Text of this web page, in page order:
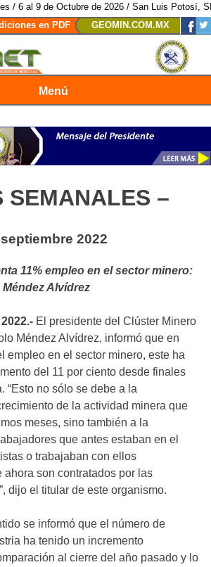
de 2026 / San Luis Potosí, SLP //
en PDF
GEOMIN.COM.MX
Menú
SEMANALES –
2022
11% empleo en el sector minero:
Méndez Alvídrez
El presidente del Clúster Minero
Méndez Alvídrez, informó que en
empleo en el sector minero, este ha
del 11 por ciento desde finales
“Esto no sólo se debe a la
de la actividad minera que
meses, sino también a la
que antes estaban en el
o trabajaban con ellos
ahora son contratados por las
dijo el titular de este organismo.
se informó que el número de
ha tenido un incremento
al cierre del año pasado y lo